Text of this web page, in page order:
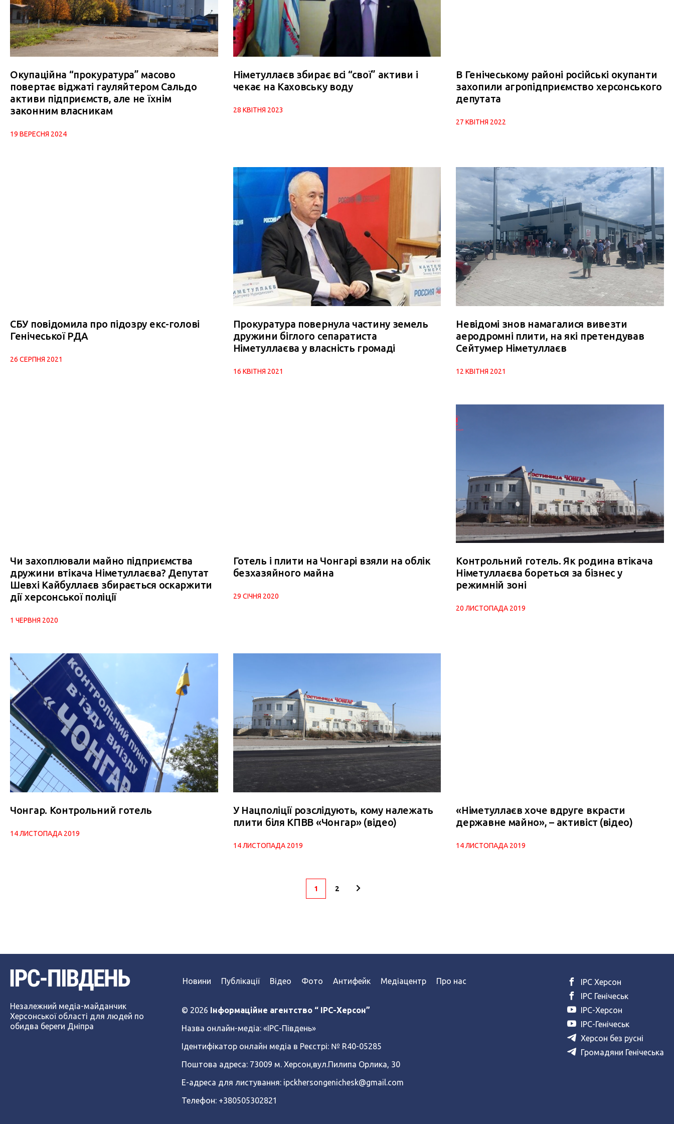
Окупаційна “прокуратура” масово
повертає віджаті гауляйтером Сальдо
активи підприємств, але не їхнім
законним власникам
19 ВЕРЕСНЯ 2024
Німетуллаєв збирає всі “свої” активи і
чекає на Каховську воду
28 КВІТНЯ 2023
В Генічеському районі російські окупанти
захопили агропідприємство херсонського
депутата
27 КВІТНЯ 2022
СБУ повідомила про підозру екс-голові
Генічеської РДА
26 СЕРПНЯ 2021
Прокуратура повернула частину земель
дружини біглого сепаратиста
Німетуллаєва у власність громаді
16 КВІТНЯ 2021
Невідомі знов намагалися вивезти
аеродромні плити, на які претендував
Сейтумер Німетуллаєв
12 КВІТНЯ 2021
Чи захоплювали майно підприємства
дружини втікача Німетуллаєва? Депутат
Шевхі Кайбуллаєв збирається оскаржити
дії херсонської поліції
1 ЧЕРВНЯ 2020
Готель і плити на Чонгарі взяли на облік
безхазяйного майна
29 СІЧНЯ 2020
Контрольний готель. Як родина втікача
Німетуллаєва бореться за бізнес у
режимній зоні
20 ЛИСТОПАДА 2019
Чонгар. Контрольний готель
14 ЛИСТОПАДА 2019
У Нацполіції розслідують, кому належать
плити біля КПВВ «Чонгар» (відео)
14 ЛИСТОПАДА 2019
«Німетуллаєв хоче вдруге вкрасти
державне майно», – активіст (відео)
14 ЛИСТОПАДА 2019
1 2
Незалежний медіа-майданчик
Херсонської області для людей по
обидва береги Дніпра
Новини Публікації Відео Фото Антифейк Медіацентр Про нас
© 2026 Інформаційне агентство “ IPC-Херсон”
Назва онлайн-медіа: «ІРС-Південь»
Ідентифікатор онлайн медіа в Реєстрі: № R40-05285
Поштова адреса: 73009 м. Херсон,вул.Пилипа Орлика, 30
Е-адреса для листування: ipckhersongenichesk@gmail.com
Телефон: +380505302821
ІРС Херсон
ІРС Генічеськ
ІРС-Херсон
ІРС-Генічеськ
Херсон без русні
Громадяни Генічеська